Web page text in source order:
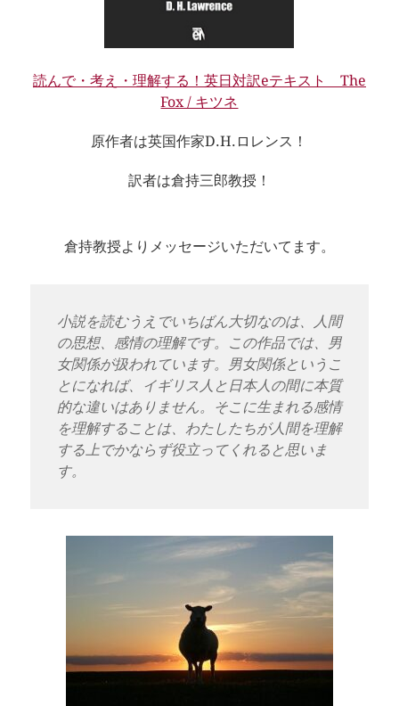
読んで・考え・理解する！英日対訳eテキスト The
Fox / キツネ
原作者は英国作家D.H.ロレンス！
訳者は倉持三郎教授！
倉持教授よりメッセージいただいてます。
小説を読むうえでいちばん大切なのは、人間
の思想、感情の理解です。この作品では、男
女関係が扱われています。男女関係というこ
とになれば、イギリス人と日本人の間に本質
的な違いはありません。そこに生まれる感情
を理解することは、わたしたちが人間を理解
する上でかならず役立ってくれると思いま
す。